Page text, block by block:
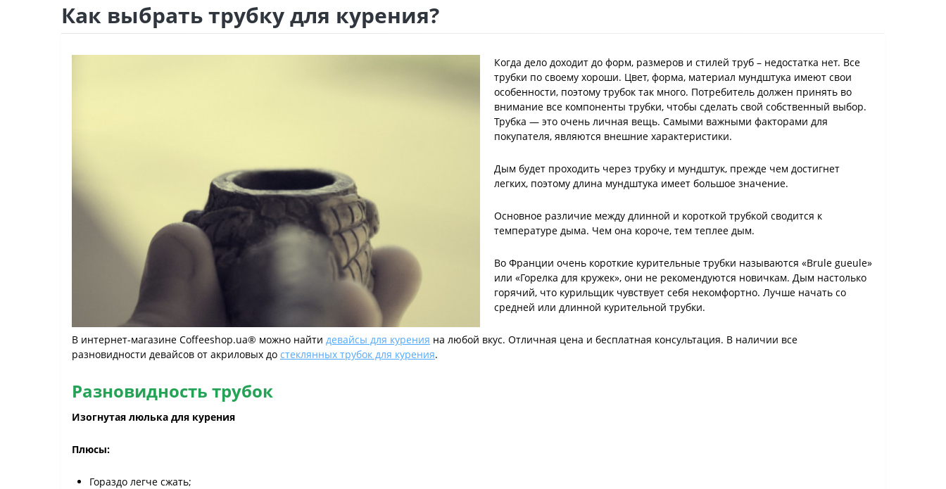
Как выбрать трубку для курения?
Когда дело доходит до форм, размеров и стилей труб – недостатка нет. Все
трубки по своему хороши. Цвет, форма, материал мундштука имеют свои
особенности, поэтому трубок так много. Потребитель должен принять во
внимание все компоненты трубки, чтобы сделать свой собственный выбор.
Трубка — это очень личная вещь. Самыми важными факторами для
покупателя, являются внешние характеристики.
Дым будет проходить через трубку и мундштук, прежде чем достигнет
легких, поэтому длина мундштука имеет большое значение.
Основное различие между длинной и короткой трубкой сводится к
температуре дыма. Чем она короче, тем теплее дым.
Во Франции очень короткие курительные трубки называются «Brule gueule»
или «Горелка для кружек», они не рекомендуются новичкам. Дым настолько
горячий, что курильщик чувствует себя некомфортно. Лучше начать со
средней или длинной курительной трубки.
В интернет-магазине Coffeeshop.ua® можно найти девайсы для курения на любой вкус. Отличная цена и бесплатная консультация. В наличии все
разновидности девайсов от акриловых до стеклянных трубок для курения.
Разновидность трубок
Изогнутая люлька для курения
Плюсы:
Гораздо легче сжать;